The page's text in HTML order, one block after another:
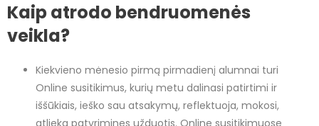
Kaip atrodo bendruomenės
veikla?
Kiekvieno mėnesio pirmą pirmadienį alumnai turi
Online susitikimus, kurių metu dalinasi patirtimi ir
iššūkiais, ieško sau atsakymų, reflektuoja, mokosi,